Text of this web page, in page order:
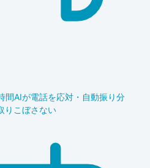
間AIが電話を応対・自動振り分
りこぼさない